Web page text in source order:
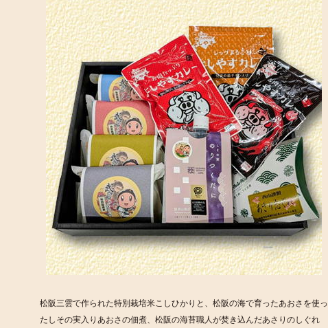
松阪三雲で作られた特別栽培米こしひかりと、松阪の海で育ったあおさを使っ
たしその実入りあおさの佃煮、松阪の海苔職人が焚き込んだあさりのしぐれ